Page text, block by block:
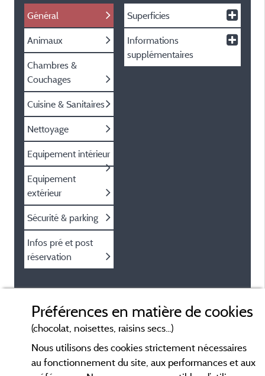
Général
Animaux
Chambres &
Couchages
Cuisine & Sanitaires
Nettoyage
Equipement intérieur
Equipement
extérieur
Sécurité & parking
Infos pré et post
réservation
Superficies
Informations
supplémentaires
Préférences en matière de cookies
(chocolat, noisettes, raisins secs...)
Nous utilisons des cookies strictement nécessaires
au fonctionnement du site, aux performances et aux